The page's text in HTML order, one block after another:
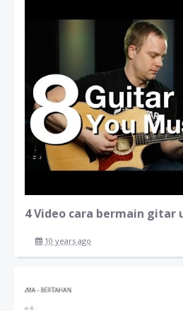
4 Video cara bermain gitar
10 years ago